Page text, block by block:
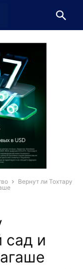
Вернут ли Тохтару
сад и